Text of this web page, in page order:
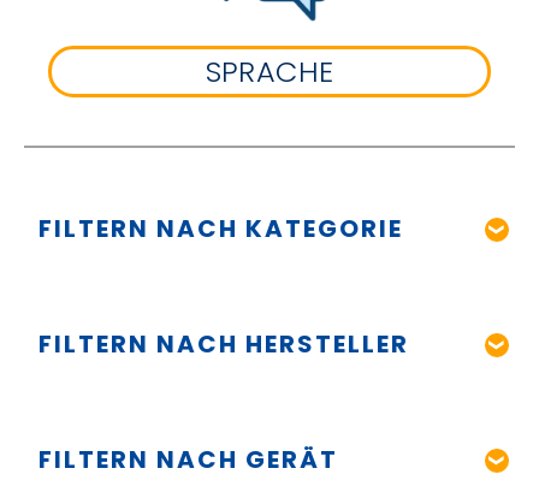
SPRACHE
FILTERN NACH KATEGORIE
FILTERN NACH HERSTELLER
FILTERN NACH GERÄT